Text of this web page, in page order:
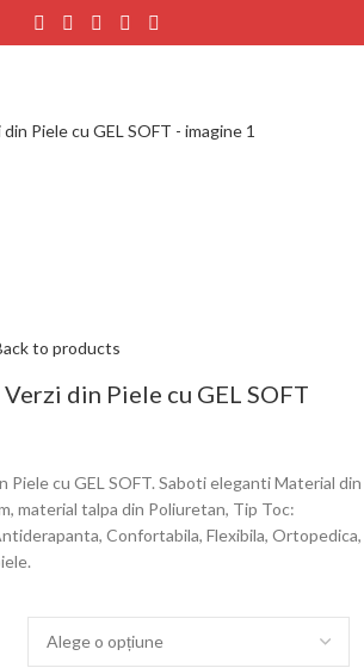
to products
din Piele cu GEL SOFT
Piele cu GEL SOFT. Saboti eleganti Material din
material talpa din Poliuretan, Tip Toc:
Confortabila, Flexibila, Ortopedica,